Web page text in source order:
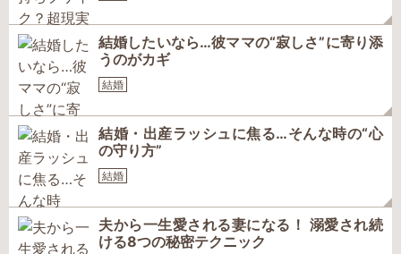
結婚したいなら…彼ママの“寂しさ”に寄り添
うのがカギ
結婚
結婚・出産ラッシュに焦る…そんな時の“心
の守り方”
結婚
夫から一生愛される妻になる！ 溺愛され続
ける8つの秘密テクニック